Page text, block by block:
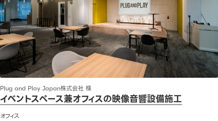
Plug and Play Japan株式会社 様
イベントスペース兼オフィスの映像音響設備施工
オフィス